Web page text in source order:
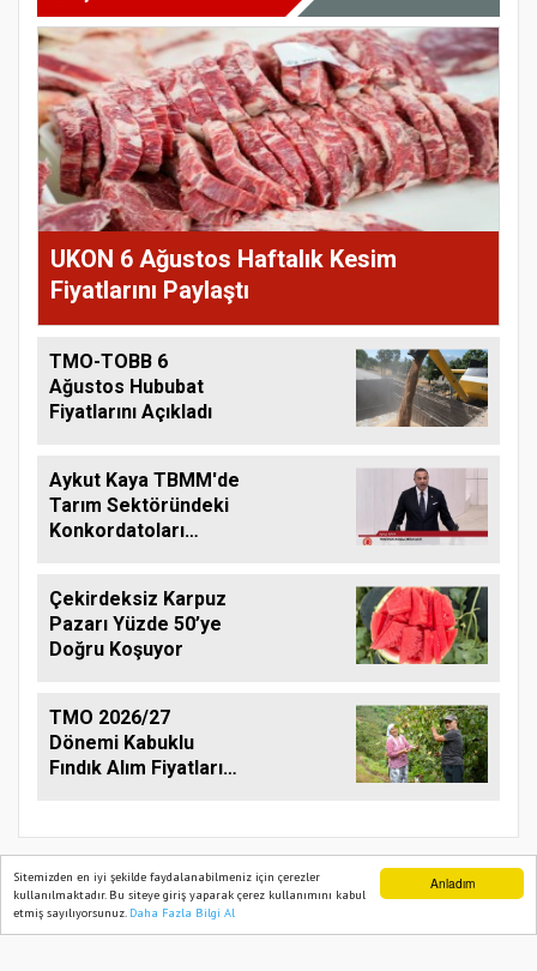
Anladım
Sitemizden en iyi şekilde faydalanabilmeniz için çerezler
kullanılmaktadır. Bu siteye giriş yaparak çerez kullanımını kabul
etmiş sayılıyorsunuz. Daha Fazla Bilgi Al
UKON 6 Ağustos Haftalık Kesim
Fiyatlarını Paylaştı
TMO-TOBB 6
Ağustos Hububat
Fiyatlarını Açıkladı
Aykut Kaya TBMM'de
Tarım Sektöründeki
Konkordatoları
Çekirdeksiz Karpuz
Pazarı Yüzde 50’ye
Doğru Koşuyor
TMO 2026/27
Dönemi Kabuklu
Fındık Alım Fiyatlarını
TARIM PUSULASI
Ana Sayfa Web TV